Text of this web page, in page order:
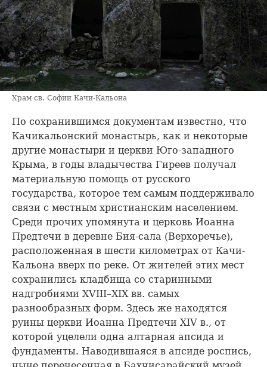
Храм св. Софии Качи-Кальона
По сохранившимся документам известно, что
Качикальонский монастырь, как и некоторые
другие монастыри и церкви Юго-западного
Крыма, в годы владычества Гиреев получал
материальную помощь от русского
государства, которое тем самым поддерживало
связи с местным христианским населением.
Среди прочих упомянута и церковь Иоанна
Предтечи в деревне Бия-сала (Верхоречье),
расположенная в шести километрах от Качи-
Кальона вверх по реке. От жителей этих мест
сохранились кладбища со старинными
надгробиями XVIII–XIX вв. самых
разнообразных форм. Здесь же находятся
руины церкви Иоанна Предтечи XIV в., от
которой уцелели одна алтарная апсида и
фундаменты. Наводившаяся в апсиде роспись,